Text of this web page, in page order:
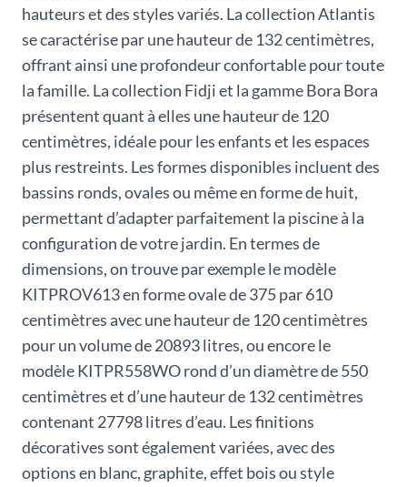
hauteurs et des styles variés. La collection Atlantis
se caractérise par une hauteur de 132 centimètres,
offrant ainsi une profondeur confortable pour toute
la famille. La collection Fidji et la gamme Bora Bora
présentent quant à elles une hauteur de 120
centimètres, idéale pour les enfants et les espaces
plus restreints. Les formes disponibles incluent des
bassins ronds, ovales ou même en forme de huit,
permettant d’adapter parfaitement la piscine à la
configuration de votre jardin. En termes de
dimensions, on trouve par exemple le modèle
KITPROV613 en forme ovale de 375 par 610
centimètres avec une hauteur de 120 centimètres
pour un volume de 20893 litres, ou encore le
modèle KITPR558WO rond d’un diamètre de 550
centimètres et d’une hauteur de 132 centimètres
contenant 27798 litres d’eau. Les finitions
décoratives sont également variées, avec des
options en blanc, graphite, effet bois ou style